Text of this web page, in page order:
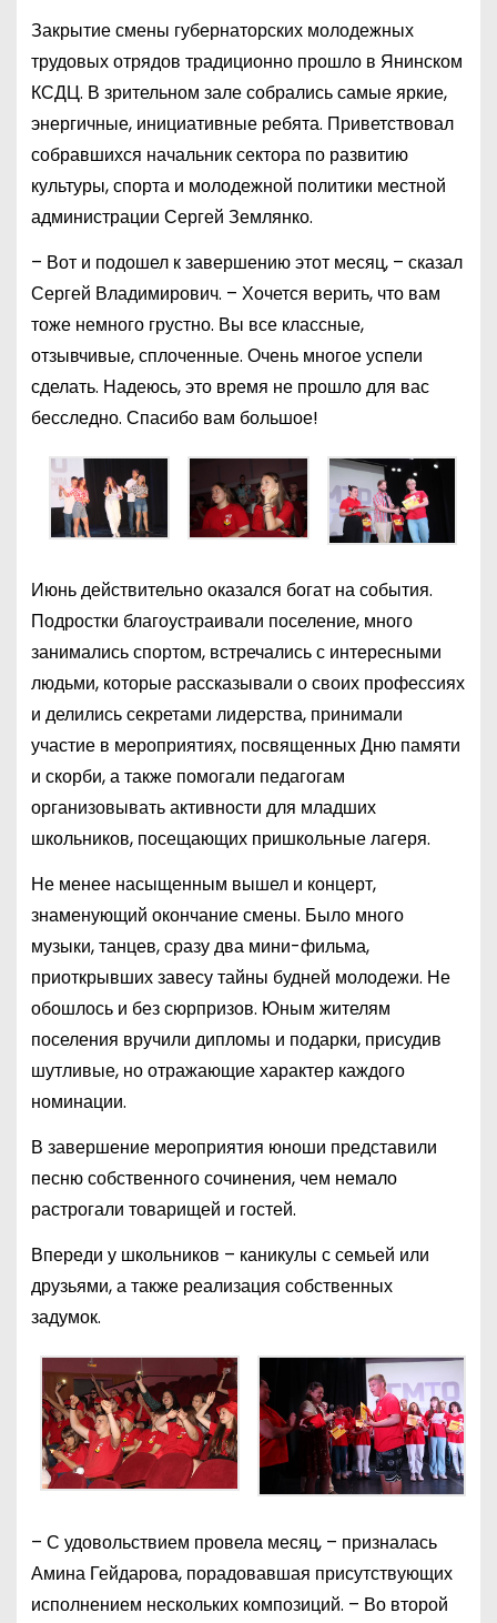
Закрытие смены губернаторских молодежных
трудовых отрядов традиционно прошло в Янинском
КСДЦ. В зрительном зале собрались самые яркие,
энергичные, инициативные ребята. Приветствовал
собравшихся начальник сектора по развитию
культуры, спорта и молодежной политики местной
администрации Сергей Землянко.
– Вот и подошел к завершению этот месяц, – сказал
Сергей Владимирович. – Хочется верить, что вам
тоже немного грустно. Вы все классные,
отзывчивые, сплоченные. Очень многое успели
сделать. Надеюсь, это время не прошло для вас
бесследно. Спасибо вам большое!
Июнь действительно оказался богат на события.
Подростки благоустраивали поселение, много
занимались спортом, встречались с интересными
людьми, которые рассказывали о своих профессиях
и делились секретами лидерства, принимали
участие в мероприятиях, посвященных Дню памяти
и скорби, а также помогали педагогам
организовывать активности для младших
школьников, посещающих пришкольные лагеря.
Не менее насыщенным вышел и концерт,
знаменующий окончание смены. Было много
музыки, танцев, сразу два мини-фильма,
приоткрывших завесу тайны будней молодежи. Не
обошлось и без сюрпризов. Юным жителям
поселения вручили дипломы и подарки, присудив
шутливые, но отражающие характер каждого
номинации.
В завершение мероприятия юноши представили
песню собственного сочинения, чем немало
растрогали товарищей и гостей.
Впереди у школьников – каникулы с семьей или
друзьями, а также реализация собственных
задумок.
– С удовольствием провела месяц, – призналась
Амина Гейдарова, порадовавшая присутствующих
исполнением нескольких композиций. – Во второй